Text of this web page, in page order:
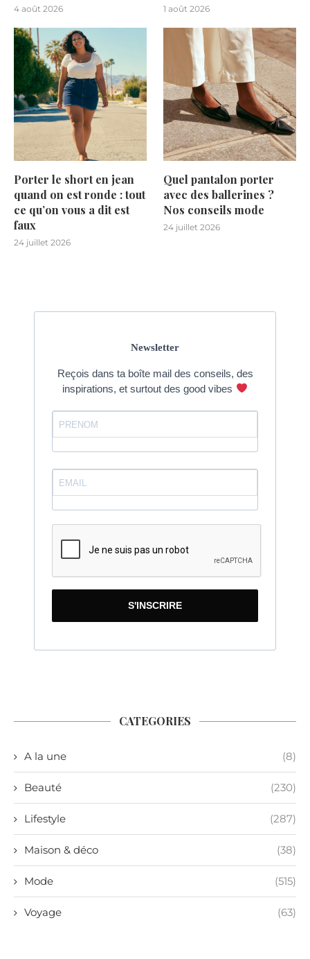
4 août 2026 1 août 2026
Porter le short en jean
quand on est ronde : tout
ce qu’on vous a dit est
faux
24 juillet 2026
Quel pantalon porter
avec des ballerines ?
Nos conseils mode
24 juillet 2026
Newsletter
Reçois dans ta boîte mail des conseils, des
inspirations, et surtout des good vibes
S'INSCRIRE
CATEGORIES
A la une (8)
Beauté (230)
Lifestyle (287)
Maison & déco (38)
Mode (515)
Voyage (63)